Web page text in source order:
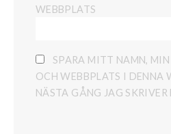
WEBBPLATS
SPARA MITT NAMN,
OCH WEBBPLATS I DENNA
NÄSTA GÅNG JAG SKRIVER